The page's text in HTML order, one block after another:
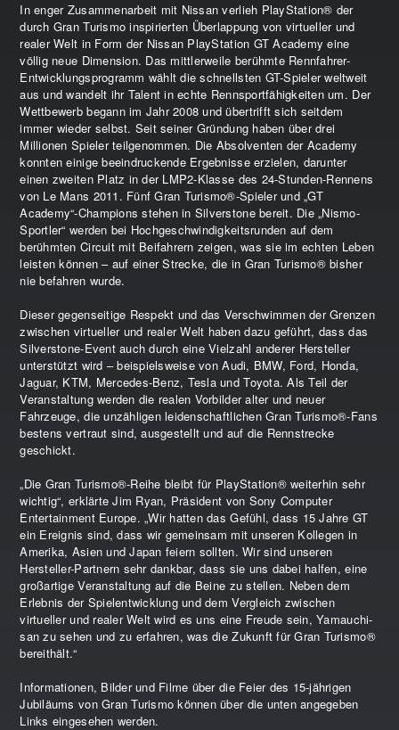
In enger Zusammenarbeit mit Nissan verlieh PlayStation® der
durch Gran Turismo inspirierten Überlappung von virtueller und
realer Welt in Form der Nissan PlayStation GT Academy eine
völlig neue Dimension. Das mittlerweile berühmte Rennfahrer-
Entwicklungsprogramm wählt die schnellsten GT-Spieler weltweit
aus und wandelt ihr Talent in echte Rennsportfähigkeiten um. Der
Wettbewerb begann im Jahr 2008 und übertrifft sich seitdem
immer wieder selbst. Seit seiner Gründung haben über drei
Millionen Spieler teilgenommen. Die Absolventen der Academy
konnten einige beeindruckende Ergebnisse erzielen, darunter
einen zweiten Platz in der LMP2-Klasse des 24-Stunden-Rennens
von Le Mans 2011. Fünf Gran Turismo®-Spieler und „GT
Academy“-Champions stehen in Silverstone bereit. Die „Nismo-
Sportler“ werden bei Hochgeschwindigkeitsrunden auf dem
berühmten Circuit mit Beifahrern zeigen, was sie im echten Leben
leisten können – auf einer Strecke, die in Gran Turismo® bisher
nie befahren wurde.
Dieser gegenseitige Respekt und das Verschwimmen der Grenzen
zwischen virtueller und realer Welt haben dazu geführt, dass das
Silverstone-Event auch durch eine Vielzahl anderer Hersteller
unterstützt wird – beispielsweise von Audi, BMW, Ford, Honda,
Jaguar, KTM, Mercedes-Benz, Tesla und Toyota. Als Teil der
Veranstaltung werden die realen Vorbilder alter und neuer
Fahrzeuge, die unzähligen leidenschaftlichen Gran Turismo®-Fans
bestens vertraut sind, ausgestellt und auf die Rennstrecke
geschickt.
„Die Gran Turismo®-Reihe bleibt für PlayStation® weiterhin sehr
wichtig“, erklärte Jim Ryan, Präsident von Sony Computer
Entertainment Europe. „Wir hatten das Gefühl, dass 15 Jahre GT
ein Ereignis sind, dass wir gemeinsam mit unseren Kollegen in
Amerika, Asien und Japan feiern sollten. Wir sind unseren
Hersteller-Partnern sehr dankbar, dass sie uns dabei halfen, eine
großartige Veranstaltung auf die Beine zu stellen. Neben dem
Erlebnis der Spielentwicklung und dem Vergleich zwischen
virtueller und realer Welt wird es uns eine Freude sein, Yamauchi-
san zu sehen und zu erfahren, was die Zukunft für Gran Turismo®
bereithält.“
Informationen, Bilder und Filme über die Feier des 15-jährigen
Jubiläums von Gran Turismo können über die unten angegeben
Links eingesehen werden.